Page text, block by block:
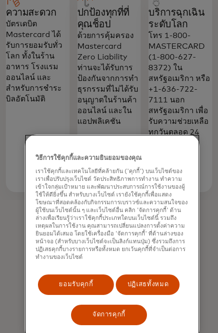
ความสะดวก
บัตรเดบิต
Mastercard ได้
รับการยอมรับทั่ว
โลก ทั้งในร้าน
อาหาร โรงแรม
ออนไลน์ และ
สำหรับการชำระ
บิลอัตโนมัติ
ปกป้องทุกที่ที่
คุณช็อป
ด้วยการคุ้มครอง
Mastercard
Zero Liability
ท่านจะได้รับการ
ป้องกันจากการทำ
ธุรกรรมที่ไม่ได้รับ
อนุญาตในร้านค้า
ออนไลน์ และใน
แอปพลิเคชัน
เรียนรู้เพิ่ม
เติม
บริการฉุกเฉิน
ระดับโลก
โทร 1-800-
MASTERCARD
(1-800-627-
8372) ใน
สหรัฐอเมริกา หรือ
+1-636-722-
7111 นอก
สหรัฐอเมริกา เพื่อ
รับความช่วยเหลือ
ทุกวันตลอด 24
ขโมย
วิธีการใช้คุกกี้และความยินยอมของคุณ
เราใช้คุกกี้และเทคโนโลยีที่คล้ายกัน ('คุกกี้') บนเว็บไซต์ของ
เราเพื่อปรับปรุงเว็บไซต์ วัดประสิทธิภาพการทำงาน ทำความ
เข้าใจกลุ่มเป้าหมาย และพัฒนาประสบการณ์การใช้งานของผู้
ใช้ให้ดียิ่งขึ้น สำหรับบางเว็บไซต์ เรายังใช้คุกกี้เพื่อแสดง
โฆษณาที่สอดคล้องกับกิจกรรมการเบราวซ์และความสนใจของ
ผู้ใช้บนเว็บไซต์นั้น ๆ และเว็บไซต์อื่น คลิก 'จัดการคุกกี้' ด้าน
ล่างเพื่อเรียนรู้ว่าเราใช้คุกกี้ประเภทใดบนเว็บไซต์นี้ รวมถึง
เหตุผลในการใช้งาน คุณสามารถเปลี่ยนแปลงการตั้งค่าความ
ยินยอมได้เสมอ โดยใช้เครื่องมือ 'จัดการคุกกี้' ที่ด้านล่างของ
หน้าจอ (สำหรับบางเว็บไซต์จะเป็นลิงก์แทนปุ่ม) ซึ่งรวมถึงการ
ปฏิเสธคุกกี้บางรายการหรือทั้งหมด ยกเว้นคุกกี้ที่จำเป็นต่อการ
ทำงานของเว็บไซต์
ยอมรับคุกกี้ ปฏิเสธทั้งหมด
จัดการคุกกี้